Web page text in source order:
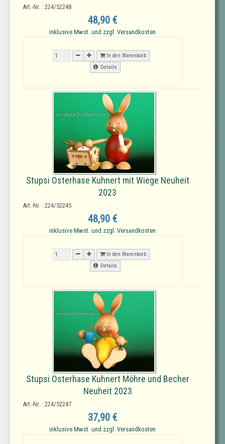
Art.-Nr. : 224/52248
48,90 €
inklusive Mwst. und zzgl. Versandkosten
In den Warenkorb
Details
Stupsi Osterhase Kuhnert mit Wiege Neuheit
2023
Art.-Nr. : 224/52245
48,90 €
inklusive Mwst. und zzgl. Versandkosten
In den Warenkorb
Details
Stupsi Osterhase Kuhnert Möhre und Becher
Neuheit 2023
Art.-Nr. : 224/52247
37,90 €
inklusive Mwst. und zzgl. Versandkosten